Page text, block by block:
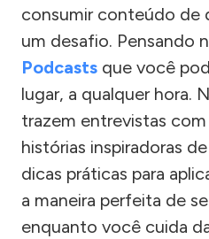
consumir conteúdo de
um desafio. Pensando
Podcasts que você
lugar, a qualquer hora.
trazem entrevistas com
histórias inspiradoras
dicas práticas para
a maneira perfeita de
enquanto você cuida